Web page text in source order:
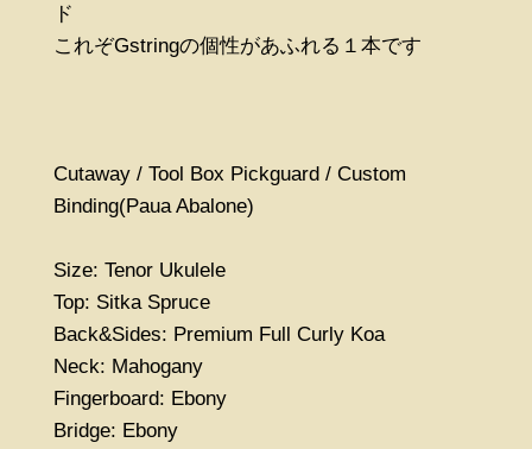
ド
これぞGstringの個性があふれる１本です
Cutaway / Tool Box Pickguard / Custom
Binding(Paua Abalone)
Size: Tenor Ukulele
Top: Sitka Spruce
Back&Sides: Premium Full Curly Koa
Neck: Mahogany
Fingerboard: Ebony
Bridge: Ebony